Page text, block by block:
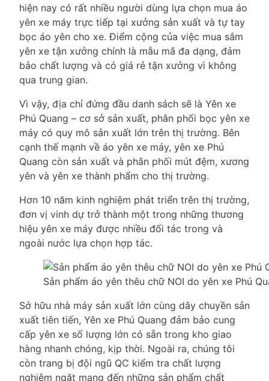
hiện nay có rất nhiều người dùng lựa chọn mua áo
yên xe máy trực tiếp tại xưởng sản xuất và tự tay
bọc áo yên cho xe. Điểm cộng của việc mua sắm
yên xe tận xưởng chính là mẫu mã đa dạng, đảm
bảo chất lượng và có giá rẻ tận xưởng vì không
qua trung gian.
Vì vậy, địa chỉ đứng đầu danh sách sẽ là Yên xe
Phú Quang – cơ sở sản xuất, phân phối bọc yên xe
máy có quy mô sản xuất lớn trên thị trường. Bên
cạnh thế mạnh về áo yên xe máy, yên xe Phú
Quang còn sản xuất và phân phối mút đệm, xương
yên và yên xe thành phẩm cho thị trường.
Hơn 10 năm kinh nghiệm phát triển trên thị trường,
đơn vị vinh dự trở thành một trong những thương
hiệu yên xe máy được nhiều đối tác trong và
ngoài nước lựa chọn hợp tác.
Sản phẩm áo yên thêu chữ NOI do yên xe Phú
Sở hữu nhà máy sản xuất lớn cùng dây chuyền sản
xuất tiên tiến, Yên xe Phú Quang đảm bảo cung
cấp yên xe số lượng lớn có sẵn trong kho giao
hàng nhanh chóng, kịp thời. Ngoài ra, chúng tôi
còn trang bị đội ngũ QC kiểm tra chất lượng
nghiêm ngặt mang đến những sản phẩm chất